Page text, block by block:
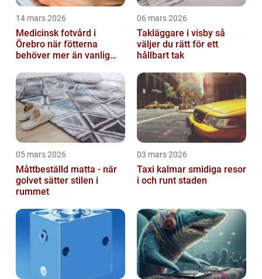
14 mars 2026
Medicinsk fotvård i
Örebro när fötterna
behöver mer än vanlig
06 mars 2026
Takläggare i visby så
väljer du rätt för ett
hållbart tak
05 mars 2026
Måttbeställd matta - när
golvet sätter stilen i
rummet
03 mars 2026
Taxi kalmar smidiga resor
i och runt staden